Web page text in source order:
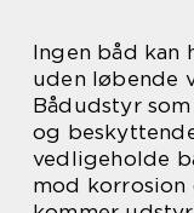
Ingen båd
uden løbende
Bådudstyr
og
vedligeholde
mod korrosion